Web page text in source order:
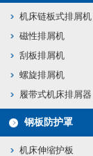
机床链板式排屑机
磁性排屑机
刮板排屑机
螺旋排屑机
履带式机床排屑器
钢板防护罩
机床伸缩护板